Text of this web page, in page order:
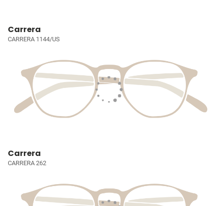
Carrera
CARRERA 1144/US
Carrera
CARRERA 262